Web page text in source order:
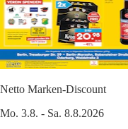
Netto Marken-Discount
Mo. 3.8. - Sa. 8.8.2026